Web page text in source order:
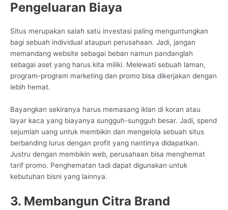
Pengeluaran Biaya
Situs merupakan salah satu investasi paling menguntungkan
bagi sebuah individual ataupun perusahaan. Jadi, jangan
memandang website sebagai beban namun pandanglah
sebagai aset yang harus kita miliki. Melewati sebuah laman,
program-program marketing dan promo bisa dikerjakan dengan
lebih hemat.
Bayangkan sekiranya harus memasang iklan di koran atau
layar kaca yang biayanya sungguh-sungguh besar. Jadi, spend
sejumlah uang untuk membikin dan mengelola sebuah situs
berbanding lurus dengan profit yang nantinya didapatkan.
Justru dengan membikin web, perusahaan bisa menghemat
tarif promo. Penghematan tadi dapat digunakan untuk
kebutuhan bisni yang lainnya.
3. Membangun Citra Brand